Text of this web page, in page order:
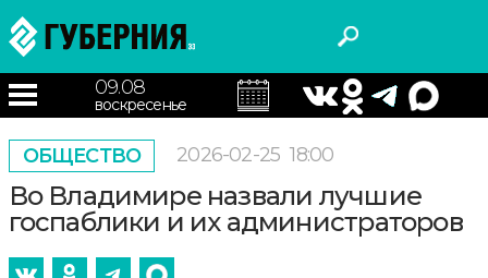
09.08
воскресенье
ОБЩЕСТВО 2026-02-25 18:00
Во Владимире назвали лучшие
госпаблики и их администраторов